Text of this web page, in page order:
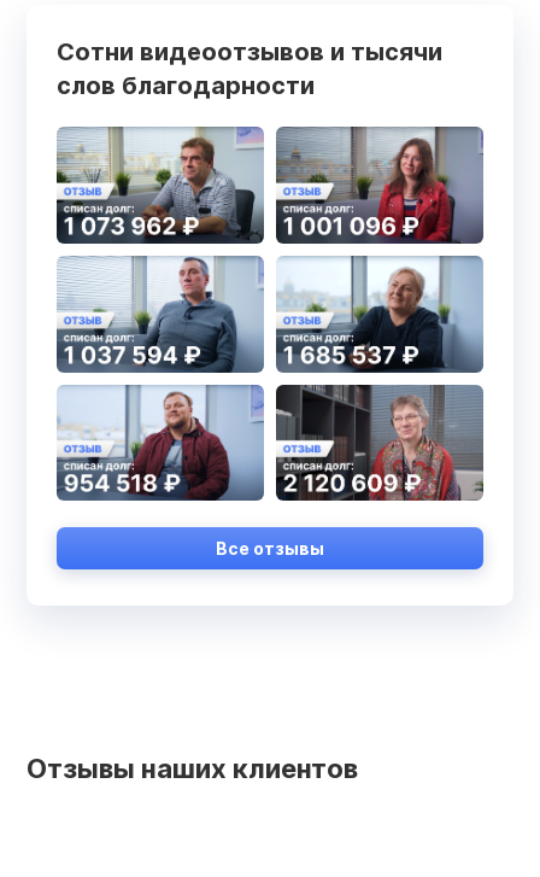
Сотни видеоотзывов и тысячи
слов благодарности
Все отзывы
Отзывы наших клиентов